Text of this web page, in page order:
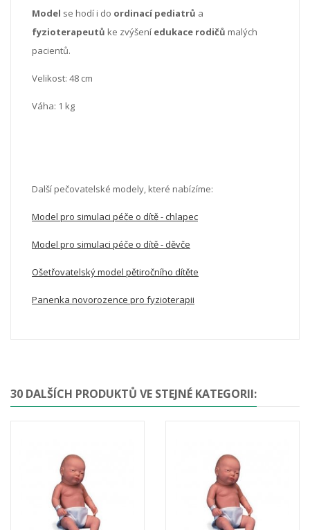
Model se hodí i do ordinací pediatrů a
fyzioterapeutů ke zvýšení edukace rodičů malých
pacientů.
Velikost: 48 cm
Váha: 1 kg
Další pečovatelské modely, které nabízíme:
Model pro simulaci péče o dítě - chlapec
Model pro simulaci péče o dítě - děvče
Ošetřovatelský model pětiročního dítěte
Panenka novorozence pro fyzioterapii
30 DALŠÍCH PRODUKTŮ VE STEJNÉ KATEGORII: